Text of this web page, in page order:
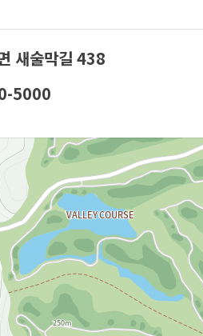
새술막길 438
5000